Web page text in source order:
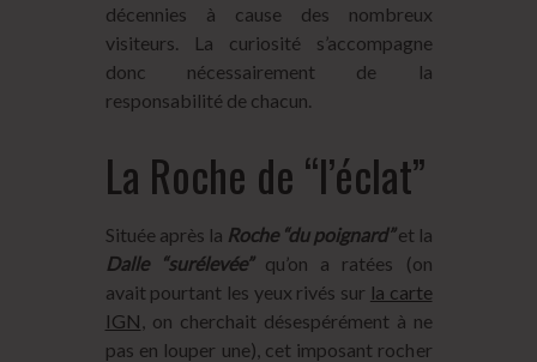
décennies à cause des nombreux
visiteurs. La curiosité s’accompagne
donc nécessairement de la
responsabilité de chacun.
La Roche de “l’éclat”
Située après la Roche “du poignard”et la
Dalle “surélevée”qu’on a ratées (on
avait pourtant les yeux rivés sur la carte
IGN , on cherchait désespérément à ne
pas en louper une), cet imposant rocher